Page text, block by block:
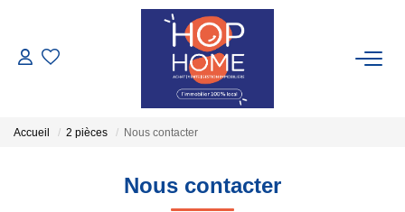
ACHETER
Nos Biens À Louer
Accueil 2 pièces Nous contacter
Nous contacter